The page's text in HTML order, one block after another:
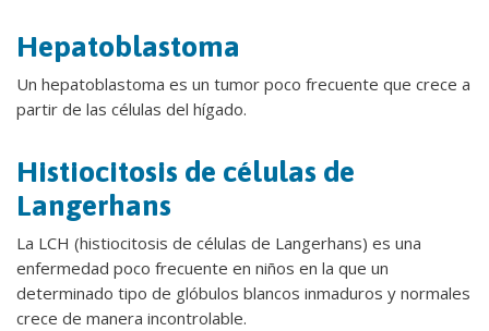
Hepatoblastoma
Un hepatoblastoma es un tumor poco frecuente que crece a
partir de las células del hígado.
Histiocitosis de células de
Langerhans
La LCH (histiocitosis de células de Langerhans) es una
enfermedad poco frecuente en niños en la que un
determinado tipo de glóbulos blancos inmaduros y normales
crece de manera incontrolable.